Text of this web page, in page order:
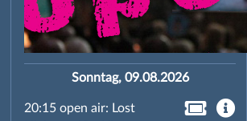
Sonntag, 09.08.2026
20:15 open air: Lost